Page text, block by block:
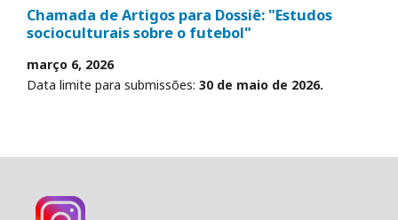
Chamada de Artigos para Dossiê: "Estudos
socioculturais sobre o futebol"
março 6, 2026
Data limite para submissões: 30 de maio de 2026.